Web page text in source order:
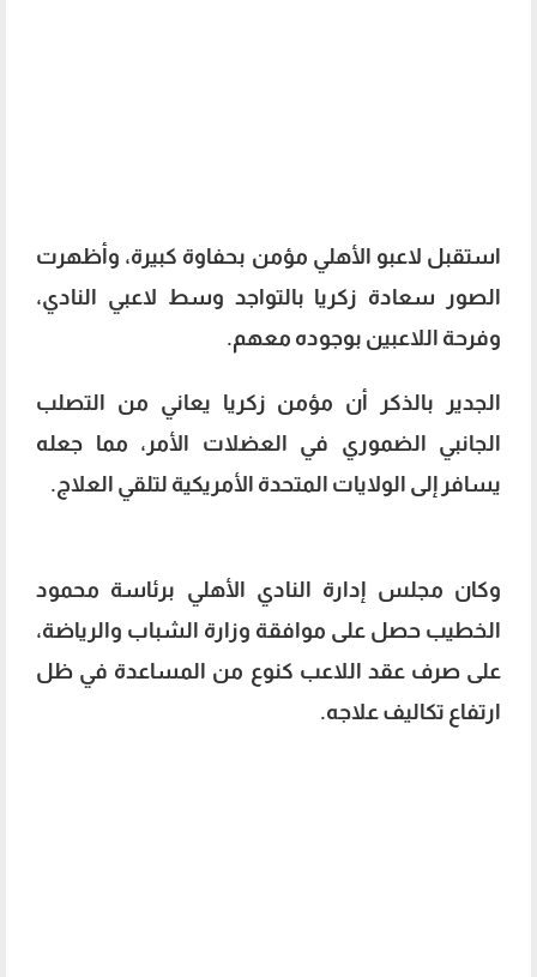
استقبل لاعبو الأهلي مؤمن بحفاوة كبيرة، وأظهرت
الصور سعادة زكريا بالتواجد وسط لاعبي النادي،
وفرحة اللاعبين بوجوده معهم.
الجدير بالذكر أن مؤمن زكريا يعاني من التصلب
الجانبي الضموري في العضلات الأمر، مما جعله
يسافر إلى الولايات المتحدة الأمريكية لتلقي العلاج.
وكان مجلس إدارة النادي الأهلي برئاسة محمود
الخطيب حصل على موافقة وزارة الشباب والرياضة،
على صرف عقد اللاعب كنوع من المساعدة في ظل
ارتفاع تكاليف علاجه.